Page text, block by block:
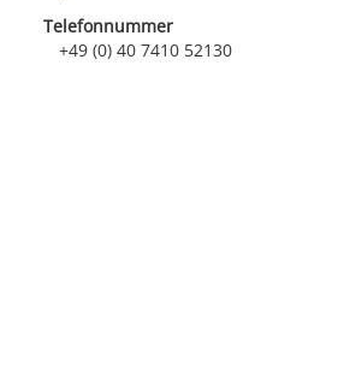
Telefonnummer
+49 (0) 40 7410 52130